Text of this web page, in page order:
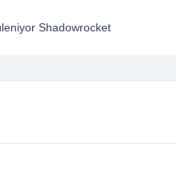
Shadowrocket